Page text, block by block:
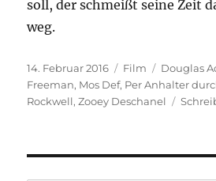
soll, der schmeißt seine Zeit
weg.
Veröffentlicht
am
14. Februar 2016 Kategorien
Film Douglas
Freeman, Mos Def, Per Anhalter
Rockwell,Zooey Deschanel